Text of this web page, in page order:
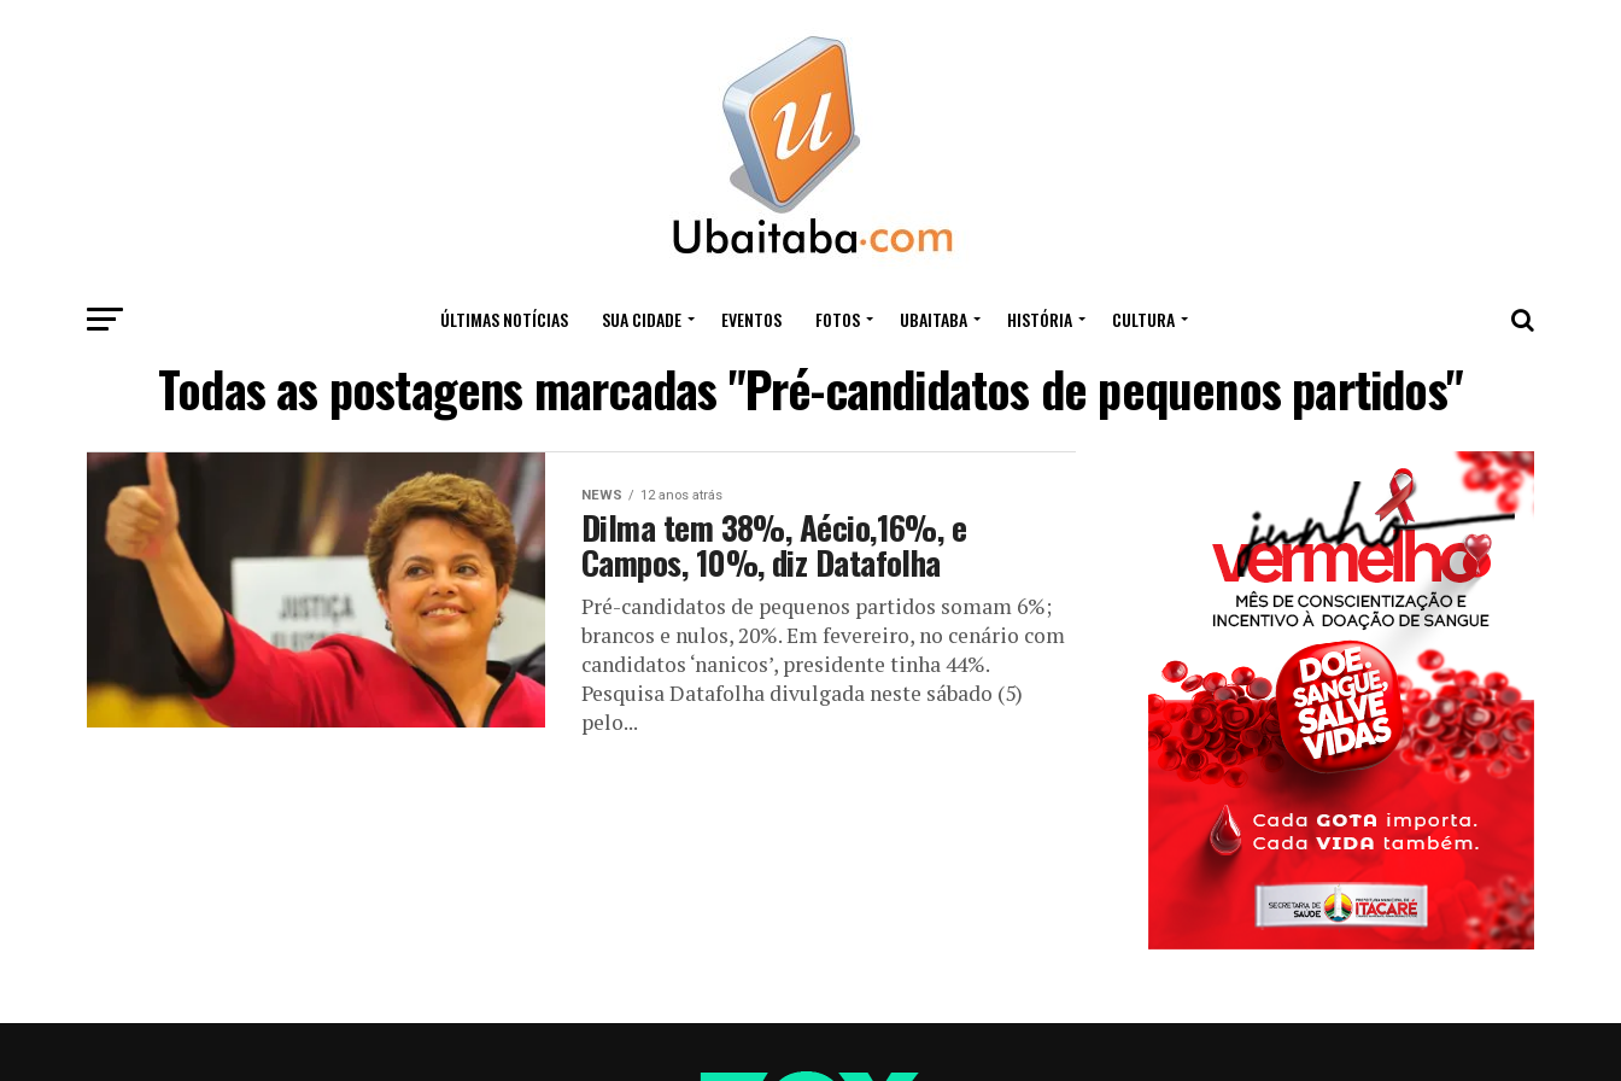
ÚLTIMAS NOTÍCIAS SUA CIDADE EVENTOS FOTOS UBAITABA HISTÓRIA CULTURA
Todas as postagens marcadas "Pré-candidatos de pequenos partidos"
NEWS 12 anos atrás
Dilma tem 38%, Aécio,16%, e
Campos, 10%, diz Datafolha
Pré-candidatos de pequenos partidos somam 6%;
brancos e nulos, 20%. Em fevereiro, no cenário com
candidatos ‘nanicos’, presidente tinha 44%.
Pesquisa Datafolha divulgada neste sábado (5)
pelo...